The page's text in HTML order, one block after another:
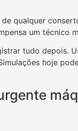
de qualquer
um técnico
tudo depois.
hoje